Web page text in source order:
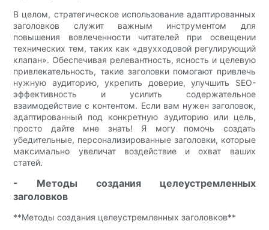
В целом, стратегическое использование адаптированных
заголовков служит важным инструментом для
повышения вовлеченности читателей при освещении
технических тем, таких как «двухходовой регулирующий
клапан». Обеспечивая релевантность, ясность и целевую
привлекательность, такие заголовки помогают привлечь
нужную аудиторию, укрепить доверие, улучшить SEO-
эффективность и усилить содержательное
взаимодействие с контентом. Если вам нужен заголовок,
адаптированный под конкретную аудиторию или цель,
просто дайте мне знать! Я могу помочь создать
убедительные, персонализированные заголовки, которые
максимально увеличат воздействие и охват ваших
статей.
- Методы создания целеустремленных
заголовков
**Методы создания целеустремленных заголовков**